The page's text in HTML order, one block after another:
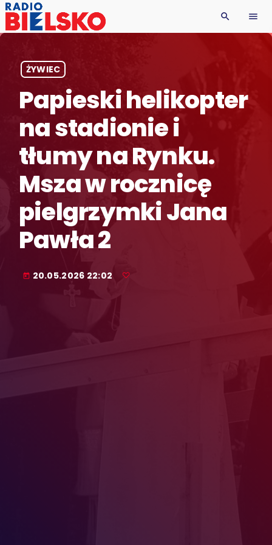
search menu
ŻYWIEC
Papieski helikopter
na stadionie i
tłumy na Rynku.
Msza w rocznicę
pielgrzymki Jana
Pawła 2
today 20.05.2026 22:02